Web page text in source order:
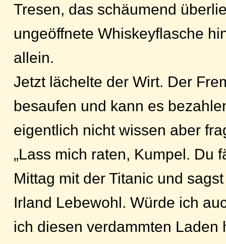
Tresen, das schäumend
ungeöffnete Whiskeyflasche
allein.
Jetzt lächelte der Wirt. Der
besaufen und kann es
eigentlich nicht wissen aber
„Lass mich raten, Kumpel. Du
Mittag mit der Titanic und
Irland Lebewohl. Würde ich
ich diesen verdammten Laden